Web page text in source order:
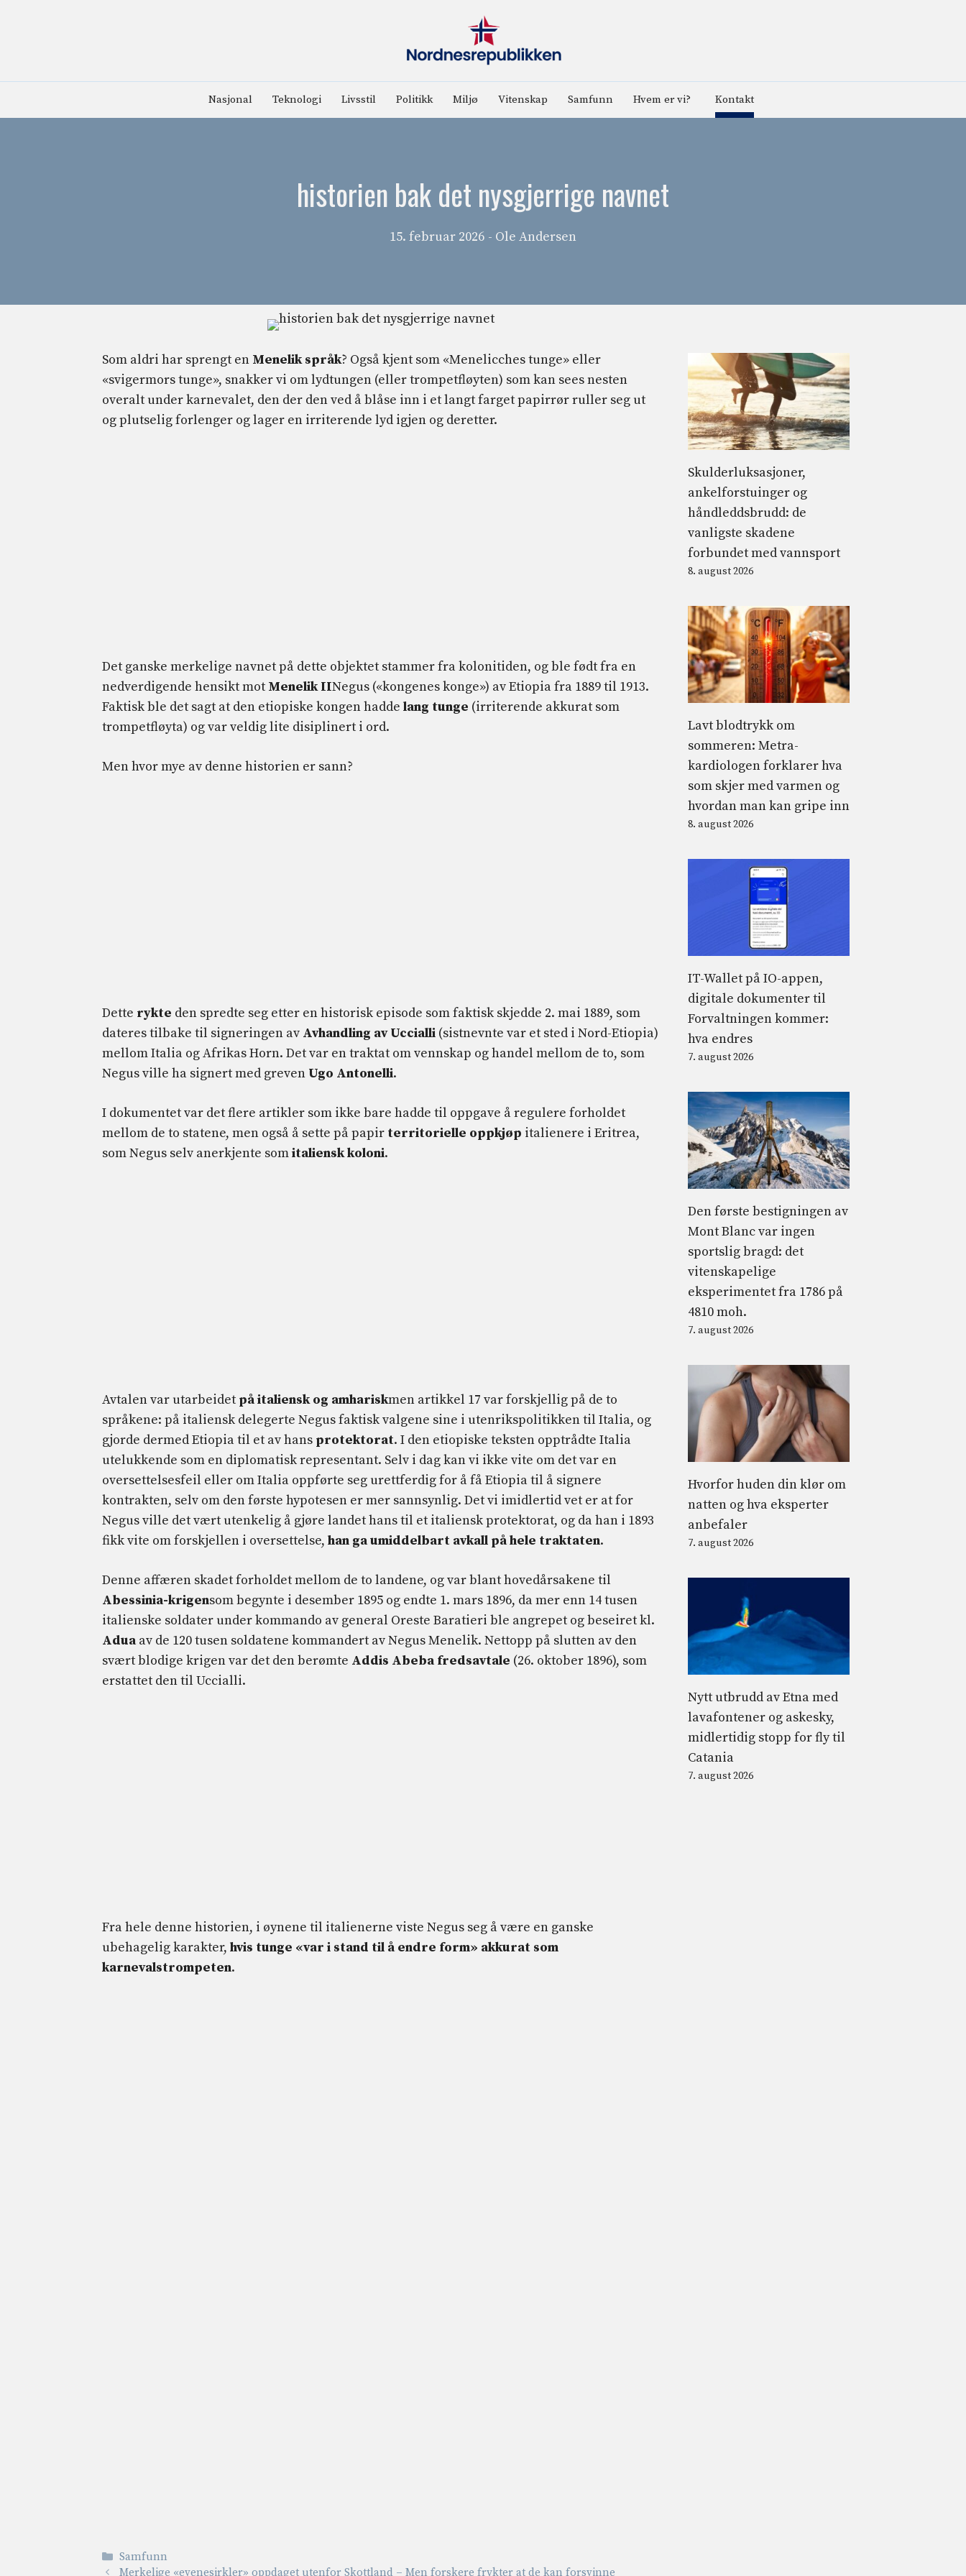
Nasjonal Teknologi Livsstil Politikk Miljø Vitenskap Samfunn Hvem er vi? Kontakt
historien bak det nysgjerrige navnet
15. februar 2026 - Ole Andersen
Som aldri har sprengt en Menelik språk? Også kjent som «Menelicches tunge» eller
«svigermors tunge», snakker vi om lydtungen (eller trompetfløyten) som kan sees nesten
overalt under karnevalet, den der den ved å blåse inn i et langt farget papirrør ruller seg ut
og plutselig forlenger og lager en irriterende lyd igjen og deretter.
Det ganske merkelige navnet på dette objektet stammer fra kolonitiden, og ble født fra en
nedverdigende hensikt mot Menelik IINegus («kongenes konge») av Etiopia fra 1889 til 1913.
Faktisk ble det sagt at den etiopiske kongen hadde lang tunge (irriterende akkurat som
trompetfløyta) og var veldig lite disiplinert i ord.
Men hvor mye av denne historien er sann?
Dette rykte den spredte seg etter en historisk episode som faktisk skjedde 2. mai 1889, som
dateres tilbake til signeringen av Avhandling av Uccialli (sistnevnte var et sted i Nord-Etiopia)
mellom Italia og Afrikas Horn. Det var en traktat om vennskap og handel mellom de to, som
Negus ville ha signert med greven Ugo Antonelli.
I dokumentet var det flere artikler som ikke bare hadde til oppgave å regulere forholdet
mellom de to statene, men også å sette på papir territorielle oppkjøp italienere i Eritrea,
som Negus selv anerkjente somitaliensk koloni.
Avtalen var utarbeidet på italiensk og amhariskmen artikkel 17 var forskjellig på de to
språkene: på italiensk delegerte Negus faktisk valgene sine i utenrikspolitikken til Italia, og
gjorde dermed Etiopia til et av hans protektorat. I den etiopiske teksten opptrådte Italia
utelukkende som en diplomatisk representant. Selv i dag kan vi ikke vite om det var en
oversettelsesfeil eller om Italia oppførte seg urettferdig for å få Etiopia til å signere
kontrakten, selv om den første hypotesen er mer sannsynlig. Det vi imidlertid vet er at for
Negus ville det vært utenkelig å gjøre landet hans til et italiensk protektorat, og da han i 1893
fikk vite om forskjellen i oversettelse, han ga umiddelbart avkall på hele traktaten.
Denne affæren skadet forholdet mellom de to landene, og var blant hovedårsakene til
Abessinia-krigensom begynte i desember 1895 og endte 1. mars 1896, da mer enn 14 tusen
italienske soldater under kommando av general Oreste Baratieri ble angrepet og beseiret kl.
Adua av de 120 tusen soldatene kommandert av Negus Menelik. Nettopp på slutten av den
svært blodige krigen var det den berømte Addis Abeba fredsavtale (26. oktober 1896), som
erstattet den til Uccialli.
Fra hele denne historien, i øynene til italienerne viste Negus seg å være en ganske
ubehagelig karakter, hvis tunge «var i stand til å endre form» akkurat som
karnevalstrompeten.
Kategorier
Samfunn
Merkelige «evenesirkler» oppdaget utenfor Skottland – Men forskere frykter at de kan forsvinne
Skulderluksasjoner,
ankelforstuinger og
håndleddsbrudd: de
vanligste skadene
forbundet med vannsport
8. august 2026
Lavt blodtrykk om
sommeren: Metra-
kardiologen forklarer hva
som skjer med varmen og
hvordan man kan gripe inn
8. august 2026
IT-Wallet på IO-appen,
digitale dokumenter til
Forvaltningen kommer:
hva endres
7. august 2026
Den første bestigningen av
Mont Blanc var ingen
sportslig bragd: det
vitenskapelige
eksperimentet fra 1786 på
4810 moh.
7. august 2026
Hvorfor huden din klør om
natten og hva eksperter
anbefaler
7. august 2026
Nytt utbrudd av Etna med
lavafontener og askesky,
midlertidig stopp for fly til
Catania
7. august 2026